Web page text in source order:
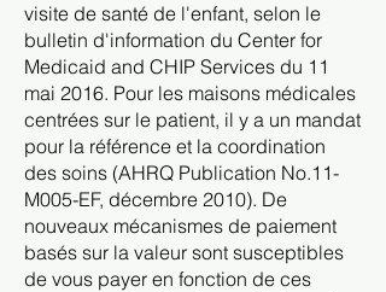
visite de santé de l'enfant, selon le
bulletin d'information du Center for
Medicaid and CHIP Services du 11
mai 2016. Pour les maisons médicales
centrées sur le patient, il y a un mandat
pour la référence et la coordination
des soins (AHRQ Publication No.11-
M005-EF, décembre 2010). De
nouveaux mécanismes de paiement
basés sur la valeur sont susceptibles
de vous payer en fonction de ces